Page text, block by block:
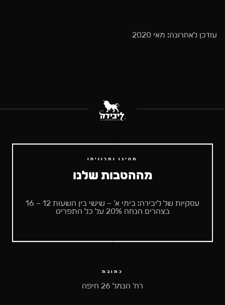
עודכן לאחרונה: מאי 2020
כתובת
רח' הנמל 26 חיפה
תהינו ותרוויחו
מההטבות שלנו
עסקיות של ליבירה: בימי א' – שישי בין השעות 12 – 16
בצהרים הנחה 20% על כל התפריט